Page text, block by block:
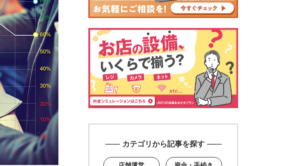
カテゴリから記事を探す